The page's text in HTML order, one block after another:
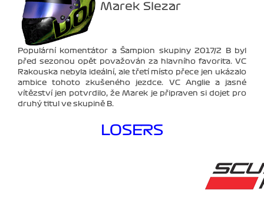
Marek Slezar
Populární komentátor a Šampion skupiny 2017/2 B byl
před sezonou opět považován za hlavního favorita. VC
Rakouska nebyla ideální, ale třetí místo přece jen ukázalo
ambice tohoto zkušeného jezdce. VC Anglie a jasné
vítězství jen potvrdilo, že Marek je připraven si dojet pro
druhý titul ve skupině B.
LOSERS